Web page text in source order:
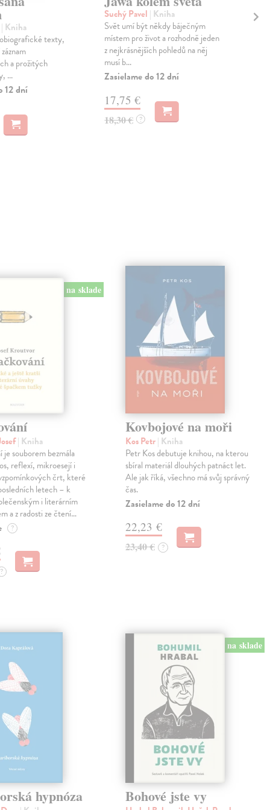
| Kniha
texty,
a prožitých
...
12 dní
Suchý Pavel | Kniha
Svět umí být někdy báječným
místem pro život a rozhodně jeden
z nejkrásnějších pohledů na něj
musí b...
Zasielame do 12 dní
17,75 €
18,30 € ?
na sklade
| Kniha
je souborem bezmála
reflexí, mikroesejí i
črt, které
letech – k
i literárním
a z radosti ze čtení…
?
?
Kovbojové na moři
Kos Petr| Kniha
Petr Kos debutuje knihou, na kterou
sbíral materiál dlouhých patnáct let.
Ale jak říká, všechno má svůj správný
čas.
Zasielame do 12 dní
22,23 €
23,40 € ?
hypnóza
na sklade
Bohové jste vy